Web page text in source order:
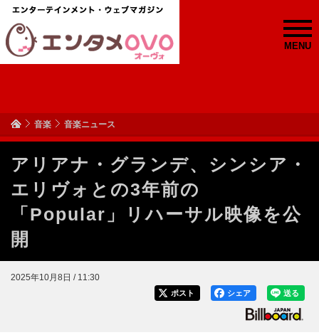
MENU
音楽 音楽ニュース
アリアナ・グランデ、シンシア・
エリヴォとの3年前の
「Popular」リハーサル映像を公
開
2025年10月8日 / 11:30
送る
シェア
ポスト